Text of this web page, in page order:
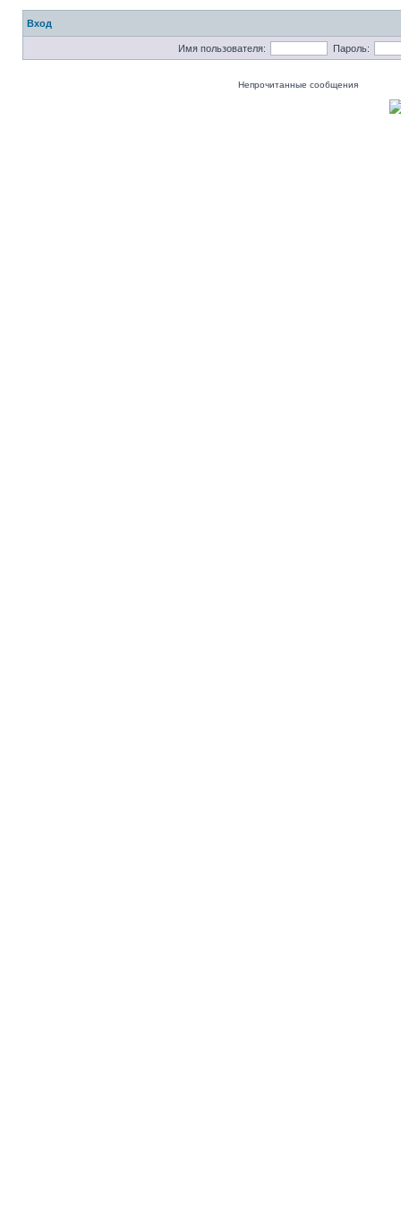
Вход
Имя пользователя: Пароль:
Непрочитанные сообщения